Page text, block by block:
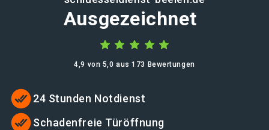
Ausgezeichnet
4,9 von 5,0 aus 173 Bewertungen
24 Stunden Notdienst
Schadenfreie Türöffnung